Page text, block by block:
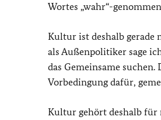
Wortes „wahr“-
Kultur ist deshalb gerade
als Außenpolitiker sage
das Gemeinsame
Vorbedingung dafür,
Kultur gehört deshalb für